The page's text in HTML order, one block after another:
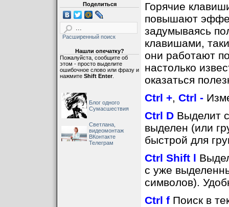
Поделиться
Расширенный поиск
Нашли опечатку?
Пожалуйста, сообщите об
этом - просто выделите
ошибочное слово или фразу и
нажмите Shift Enter.
Блог одного
Сумасшествия
Светлана,
видеомонтаж
ВКонтакте
Телеграм
Горячие
повышают
задумываясь
клавишами,
они работают
настолько
оказаться
Ctrl +, Ctrl -
Ctrl D Выделит
выделен (или
быстрой для
Ctrl Shift l
с уже
символов).
Ctrl f Поиск в